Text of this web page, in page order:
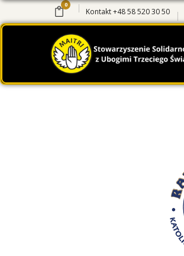
Kontakt+48 58 520 30 50
0